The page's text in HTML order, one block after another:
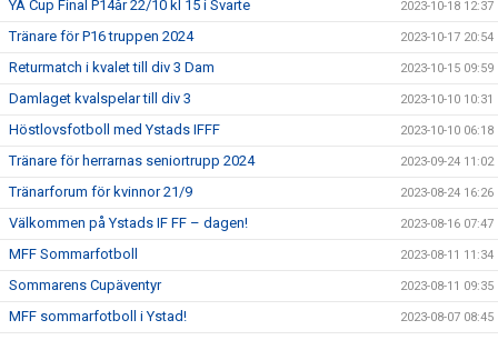
YA Cup Final P14år 22/10 kl 15 i Svarte 2023-10-18 12:37
Tränare för P16 truppen 2024 2023-10-17 20:54
Returmatch i kvalet till div 3 Dam 2023-10-15 09:59
Damlaget kvalspelar till div 3 2023-10-10 10:31
Höstlovsfotboll med Ystads IFFF 2023-10-10 06:18
Tränare för herrarnas seniortrupp 2024 2023-09-24 11:02
Tränarforum för kvinnor 21/9 2023-08-24 16:26
Välkommen på Ystads IF FF – dagen! 2023-08-16 07:47
MFF Sommarfotboll 2023-08-11 11:34
Sommarens Cupäventyr 2023-08-11 09:35
MFF sommarfotboll i Ystad! 2023-08-07 08:45